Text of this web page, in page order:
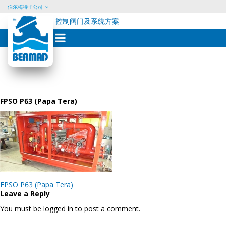
Skip
content
伯尔梅特子公司
控制阀门及系统方案
FPSO P63 (Papa Tera)
Post
navigation
FPSO P63 (Papa Tera)
Leave a Reply
You must be logged in to post a comment.